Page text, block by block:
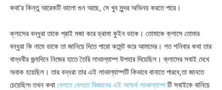
কথা’র কিন্তু আরেকটি ভালো গুন আছে, সে খুব সুন্দর অভিনয় করতে পারে।
ক্লাসের বন্ধুরা তাকে প্রাই মজা করে ড্রামা কুইন ডাকে। তোমাকে ক্লাসে তোমার
বন্ধুরা কি নামে ডাকে তা জানিয়ে দিতে পারো কমেন্ট করে আমাদের। গত শনিবার কথা তার
বান্ধবীর জন্মদিনে নিজের হাতে তৈরি লাভাল্যাম্প উপহার দিয়েছিল। ক্লাসের সবাই দেখে
অবাক হয়েছিল। তার বন্ধরা তার এই লাভাল্যাম্পটি কিভাবে বানাতে পারবে,তা জানতে
চেয়েছিল৷ তখন কথা খেলতে খেলতে বিজ্ঞানের এই আশ্চর্য লাভাল্যাম্প টি সবাইকে বানিয়ে